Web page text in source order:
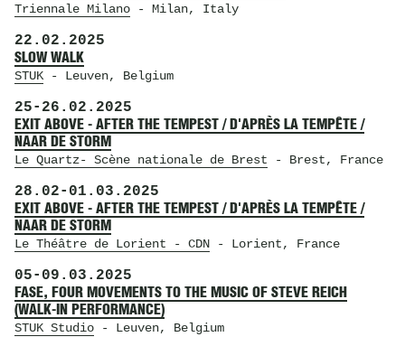
Triennale Milano- Milan, Italy
22.02.2025
SLOW WALK
STUK- Leuven, Belgium
25- 26.02.2025
EXIT ABOVE - AFTER THE TEMPEST / D'APRÈS LA TEMPÊTE /
NAAR DE STORM
Le Quartz- Scène nationale de Brest - Brest, France
28.02- 01.03.2025
EXIT ABOVE - AFTER THE TEMPEST / D'APRÈS LA TEMPÊTE /
NAAR DE STORM
Le Théâtre de Lorient - CDN- Lorient, France
05- 09.03.2025
FASE, FOUR MOVEMENTS TO THE MUSIC OF STEVE REICH
(WALK-IN PERFORMANCE)
STUK Studio- Leuven, Belgium